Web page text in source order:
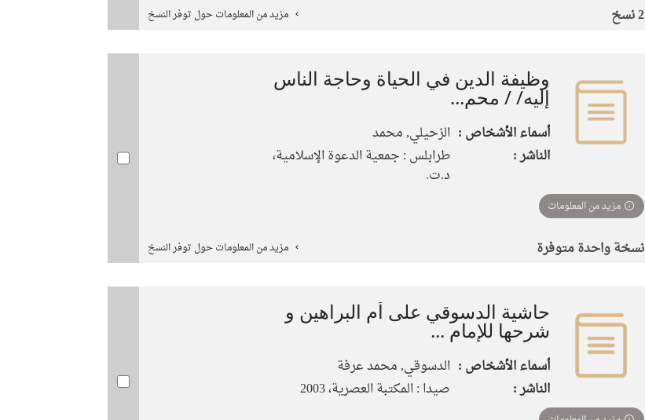
2 نسخ مزيد من المعلومات حول توفر النسخ
وظيفة الدين في الحياة وحاجة الناس
إليه/ / محم...
أسماء الأشخاص : الزحيلي, محمد
الناشر :
طرابلس : جمعية الدعوة الإسلامية،
د.ت.
مزيد من المعلومات
نسخة واحدة متوفرة مزيد من المعلومات حول توفر النسخ
حاشية الدسوقي على أم البراهين و
شرحها للإمام ...
أسماء الأشخاص : الدسوقي, محمد عرفة
الناشر :
صيدا : المكتبة العصرية، 2003